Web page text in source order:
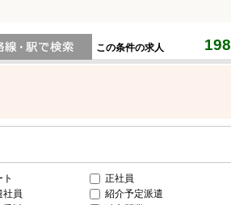
この条件の求人 198
正社員
社員
紹介予定派遣